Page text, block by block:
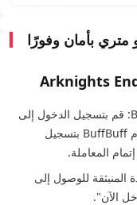
متري بأمان وفورًا
يمكنك اختيار إعادة الشحن الذاتي عبر BuffBuff: قم بتسجيل الدخول إلى
حسابك، اختر حزمة، وقم بإعادة الشحن. سيقوم BuffBuff بتسجيل
المعاملة.
المنبثقة للوصول إلى
الآن".